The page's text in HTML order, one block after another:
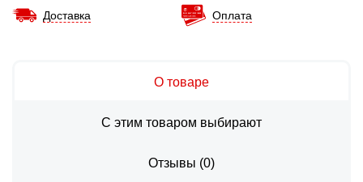
Доставка Оплата
О товаре
С этим товаром выбирают
Отзывы (0)